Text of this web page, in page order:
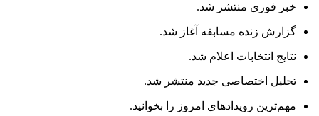
خبر فوری منتشر شد.
گزارش زنده مسابقه آغاز شد.
نتایج انتخابات اعلام شد.
تحلیل اختصاصی جدید منتشر شد.
مهم‌ترین رویدادهای امروز را بخوانید.